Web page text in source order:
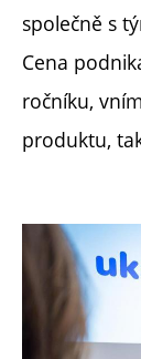
společně s
Cena
ročníku,
produktu,